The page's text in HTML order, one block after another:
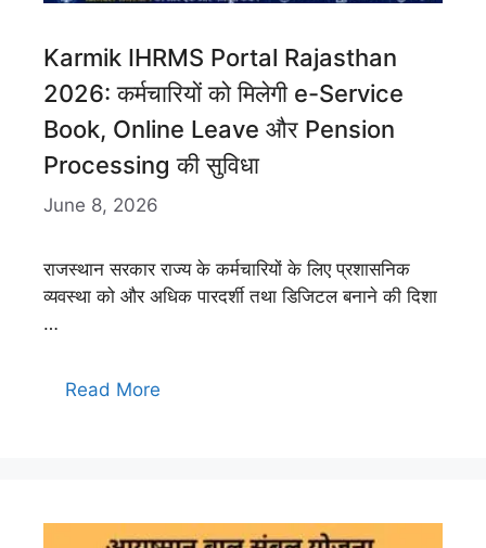
Karmik IHRMS Portal Rajasthan
2026: कर्मचारियों को मिलेगी e-Service
Book, Online Leave और Pension
Processing की सुविधा
June 8, 2026
राजस्थान सरकार राज्य के कर्मचारियों के लिए प्रशासनिक
व्यवस्था को और अधिक पारदर्शी तथा डिजिटल बनाने की दिशा
…
Read More